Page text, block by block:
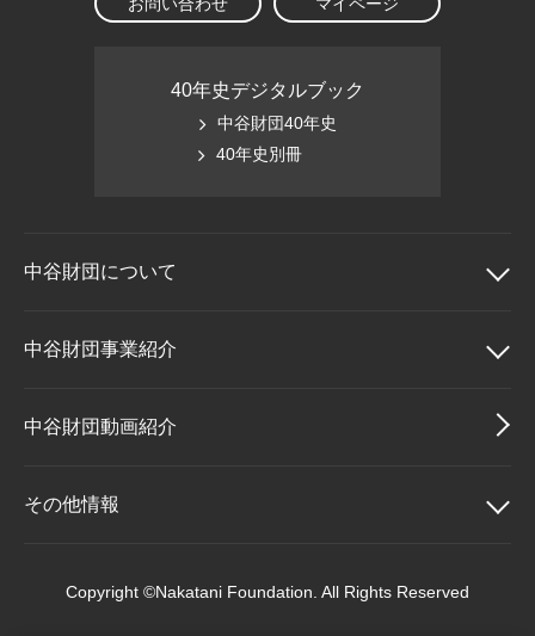
お問い合わせ マイページ
40年史デジタルブック
中谷財団40年史
40年史別冊
中谷財団について
中谷財団について
理事長挨拶
設立趣意書
中谷財団事業紹介
中谷財団事業紹介
中谷賞
中谷財団動画紹介
その他情報
Copyright ©Nakatani Foundation. All Rights Reserved